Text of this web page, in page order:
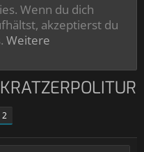
Wenn du dich
akzeptierst du
Weitere
2